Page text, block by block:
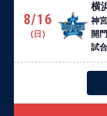
8/16
(日)
横
神
開
試